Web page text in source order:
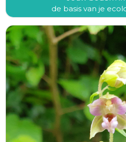
de basis van je